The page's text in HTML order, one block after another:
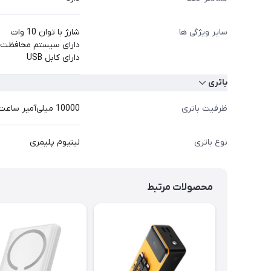
سایر ویژگی ها
شارژ با توان 10 وات
دارای سیستم محافظت 12 لایه در برابر اتصال کوتاه، شارژ و دشارژ بیش از حد، افزایش ولتاژ، جریان
دارای کابل USB
باتری
ظرفیت باتری 10000 میلی‌آمپر ساعت
نوع باتری لیتیوم پلیمری
محصولات مرتبط